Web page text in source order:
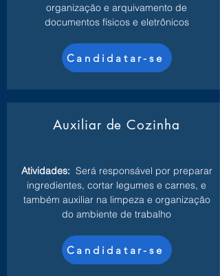
organização e arquivamento de
documentos físicos e eletrônicos
Candidatar-se
Auxiliar de Cozinha
Atividades: Será responsável por preparar
ingredientes, cortar legumes e carnes, e
também auxiliar na limpeza e organização
do ambiente de trabalho
Candidatar-se